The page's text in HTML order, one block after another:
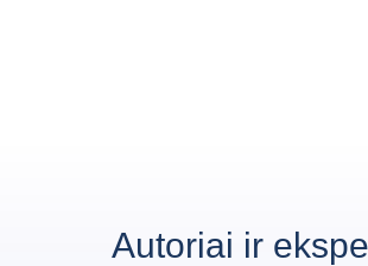
Autoriai ir